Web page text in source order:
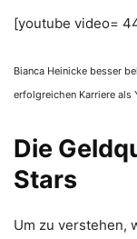
[youtube video=
Bianca Heinicke besser
erfolgreichen Karriere als
Die
Stars
Um zu verstehen,